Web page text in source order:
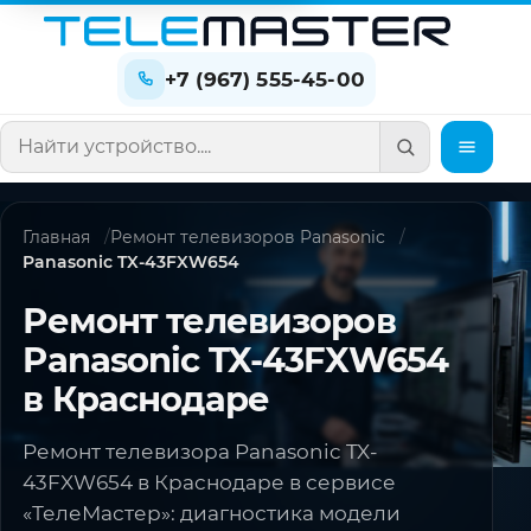
+7 (967) 555-45-00
Поиск по сайту
Главная
Ремонт телевизоров Panasonic
Panasonic TX-43FXW654
Ремонт телевизоров
Panasonic TX-43FXW654
в Краснодаре
Ремонт телевизора Panasonic TX-
43FXW654 в Краснодаре в сервисе
«ТелеМастер»: диагностика модели